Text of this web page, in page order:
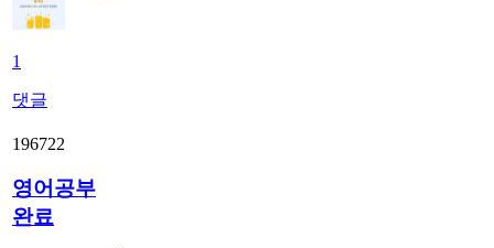
1
댓글
196722
영어공부
완료